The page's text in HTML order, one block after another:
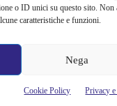
o ID unici su questo sito.
caratteristiche e funzioni.
Nega
Cookie Policy Privacy
esegue in diretta in live
con cose che la